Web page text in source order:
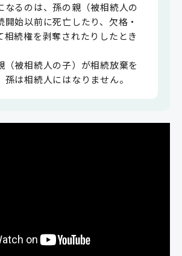
なるのは、孫の親（被相続人の
開始以前に死亡したり、欠格・
相続権を剥奪されたりしたとき
（被相続人の子）が相続放棄を
孫は相続人にはなりません。